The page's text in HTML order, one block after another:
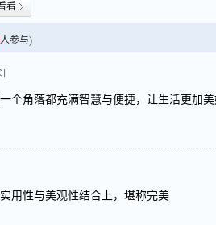
看
人参与)
个角落都充满智慧与便捷，让生活更加
用性与美观性结合上，堪称完美